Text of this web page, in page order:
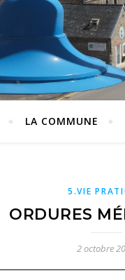
LA COMMUNE
5.VIE
ORDURES
2 octobre